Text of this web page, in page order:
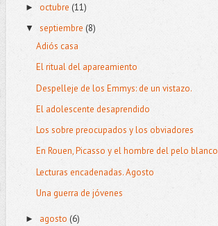
► octubre (11)
▼ septiembre (8)
Adiós casa
El ritual del apareamiento
Despelleje de los Emmys: de un vistazo.
El adolescente desaprendido
Los sobre preocupados y los obviadores
En Rouen, Picasso y el hombre del pelo blanco
Lecturas encadenadas. Agosto
Una guerra de jóvenes
► agosto (6)